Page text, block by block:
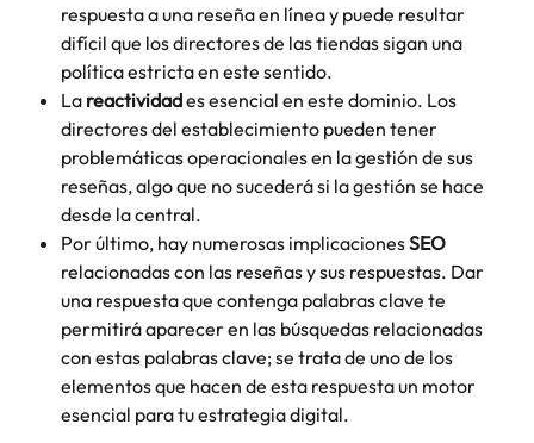
respuesta a una reseña en línea y puede resultar
difícil que los directores de las tiendas sigan una
política estricta en este sentido.
La reactividad es esencial en este dominio. Los
directores del establecimiento pueden tener
problemáticas operacionales en la gestión de sus
reseñas, algo que no sucederá si la gestión se hace
desde la central.
Por último, hay numerosas implicaciones SEO
relacionadas con las reseñas y sus respuestas. Dar
una respuesta que contenga palabras clave te
permitirá aparecer en las búsquedas relacionadas
con estas palabras clave; se trata de uno de los
elementos que hacen de esta respuesta un motor
esencial para tu estrategia digital.